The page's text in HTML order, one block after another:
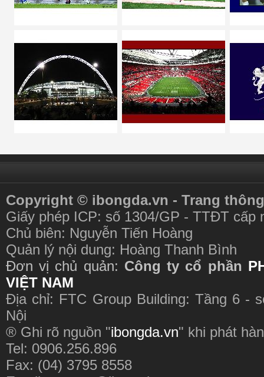
Copyright © ibongda.vn - Trang
Giấy phép ICP: số 1304/GP - TTĐT cấp
Chủ biên: Nguyễn Tiến Hoàng
Quản lý nội dung: Hoàng Thanh Bình
Đơn vị chủ quản: Công ty cổ phần
VIỆT NAM
Địa chỉ: FTC Group Building: Tầng 6 -
Nội
® Ghi rõ nguồn "ibongda.vn" khi phát
Tel: 0906.256.896
Fax: (04) 3795 8558